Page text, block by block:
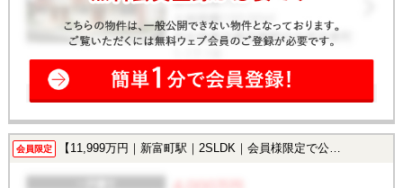
会員限定 【11,999万円｜新富町駅｜2SLDK｜会員様限定で公開中！】